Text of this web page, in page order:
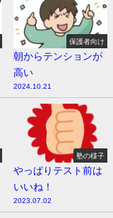
保護者向け
朝からテンションが
高い
2024.10.21
塾の様子
やっぱりテスト前は
いいね！
2023.07.02